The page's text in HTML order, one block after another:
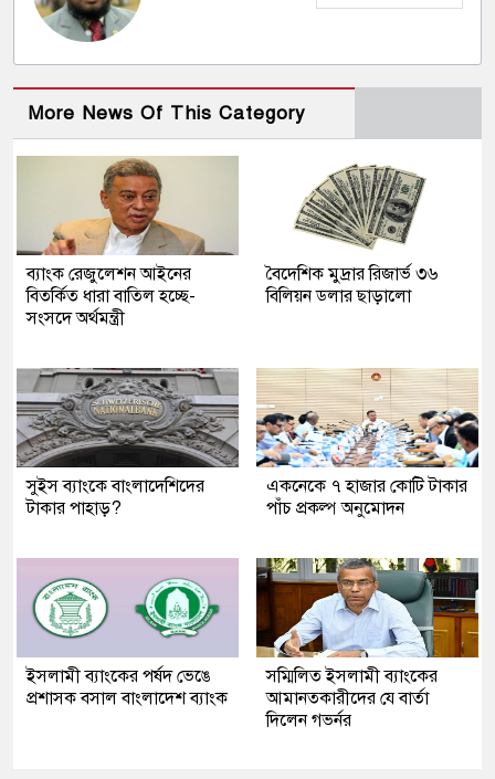
More News Of This Category
ব্যাংক রেজুলেশন আইনের
বিতর্কিত ধারা বাতিল হচ্ছে-
সংসদে অর্থমন্ত্রী
বৈদেশিক মুদ্রার রিজার্ভ ৩৬
বিলিয়ন ডলার ছাড়ালো
সুইস ব্যাংকে বাংলাদেশিদের
টাকার পাহাড়?
একনেকে ৭ হাজার কোটি টাকার
পাঁচ প্রকল্প অনুমোদন
ইসলামী ব্যাংকের পর্ষদ ভেঙে
প্রশাসক বসাল বাংলাদেশ ব্যাংক
সম্মিলিত ইসলামী ব্যাংকের
আমানতকারীদের যে বার্তা
দিলেন গভর্নর